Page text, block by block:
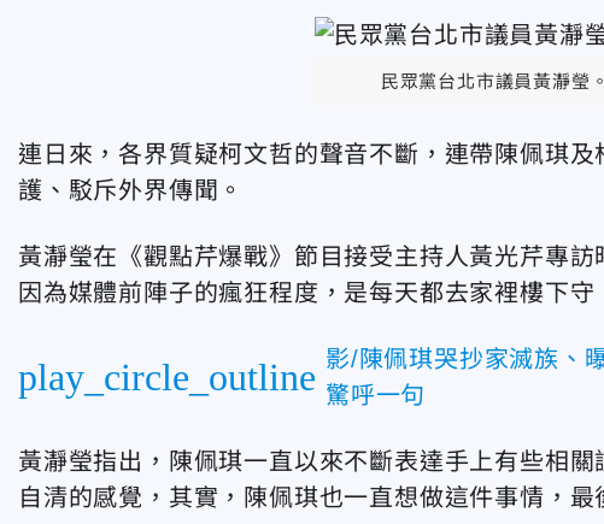
民眾黨台北市議員黃瀞瑩
連日來，各界質疑柯文哲的聲音不斷，連帶陳佩琪
護、駁斥外界傳聞。
黃瀞瑩在《觀點芹爆戰》節目接受主持人黃光芹專
因為媒體前陣子的瘋狂程度，是每天都去家裡樓下守
play_circle_outline 影/陳佩琪哭抄家滅族、
驚呼一句
黃瀞瑩指出，陳佩琪一直以來不斷表達手上有些相
自清的感覺，其實，陳佩琪也一直想做這件事情，最